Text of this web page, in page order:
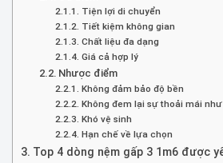
Tiện lợi di chuyển
Tiết kiệm không gian
Chất liệu đa dạng
Giá cả hợp lý
Nhược điểm
Không đảm bảo độ bền
Không đem lại sự thoải mái
Khó vệ sinh
Hạn chế về lựa chọn
Top 4 dòng nệm gấp 3 1m6 được